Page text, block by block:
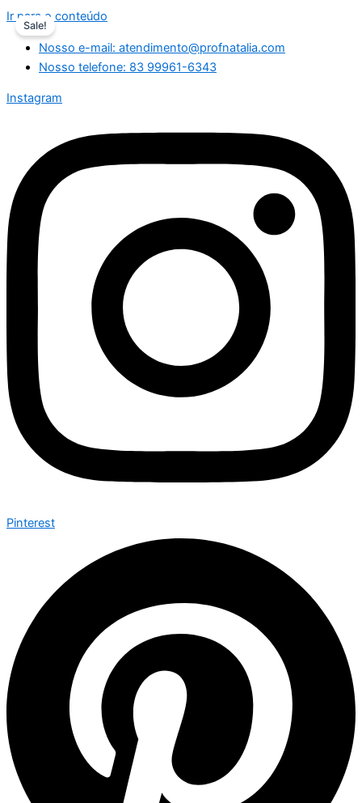
Ir para o conteúdo
Nosso e-mail: atendimento@profnatalia.com
Nosso telefone: 83 99961-6343
Instagram
Pinterest
Sale!